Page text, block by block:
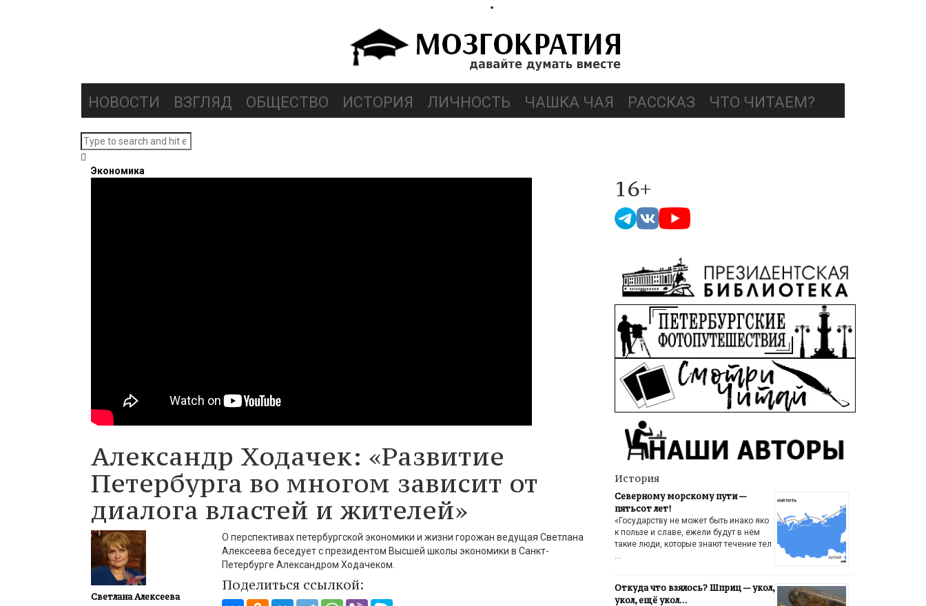
НОВОСТИ ВЗГЛЯД ОБЩЕСТВО ИСТОРИЯ ЛИЧНОСТЬ ЧАШКА ЧАЯ РАССКАЗ ЧТО ЧИТАЕМ?
Экономика
Александр Ходачек: «Развитие
Петербурга во многом зависит от
диалога властей и жителей»
Светлана Алексеева
О перспективах петербургской экономики и жизни горожан ведущая Светлана
Алексеева беседует с президентом Высшей школы экономики в Санкт-
Петербурге Александром Ходачеком
Поделиться ссылкой:
16+
История
Северному морскому пути —
пятьсот лет!
«Государству не может быть инако яко
к пользе и славе, ежели будут в нём
такие люди, которые знают течение тел
Откуда что взялось? Шприц — укол,
укол, ещё укол…